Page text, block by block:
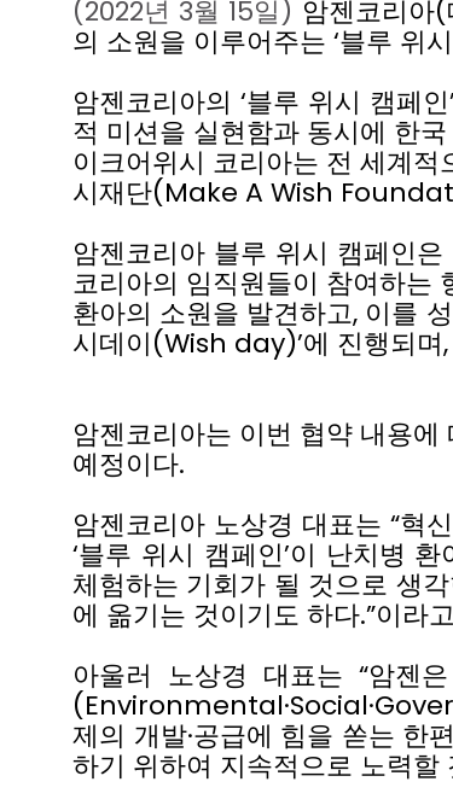
(2022년 3월 15일) 암젠코리아(
의 소원을 이루어주는 ‘블루 위시
암젠코리아의 ‘블루 위시 캠페인’
적 미션을 실현함과 동시에 한국
이크어위시 코리아는 전 세계적
시재단(Make A Wish
암젠코리아 블루 위시 캠페인은
코리아의 임직원들이 참여하는
환아의 소원을 발견하고, 이를
시데이(Wish day)’에 진행되며,
암젠코리아는 이번 협약 내용에
예정이다.
암젠코리아 노상경 대표는 “혁신
‘블루 위시 캠페인’이 난치병 환
체험하는 기회가 될 것으로 생
에 옮기는 것이기도 하다.”이라고
아울러 노상경 대표는 “암젠은
제의 개발·공급에 힘을 쏟는 한
하기 위하여 지속적으로 노력할